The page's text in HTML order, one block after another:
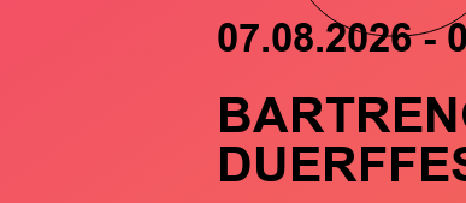
07.08.2026 -